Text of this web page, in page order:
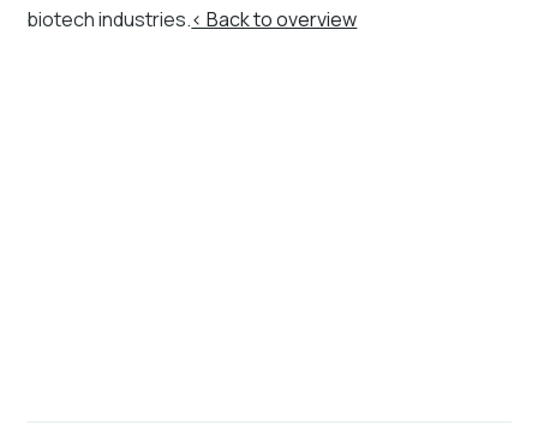
biotech​ industries.< Back to overview